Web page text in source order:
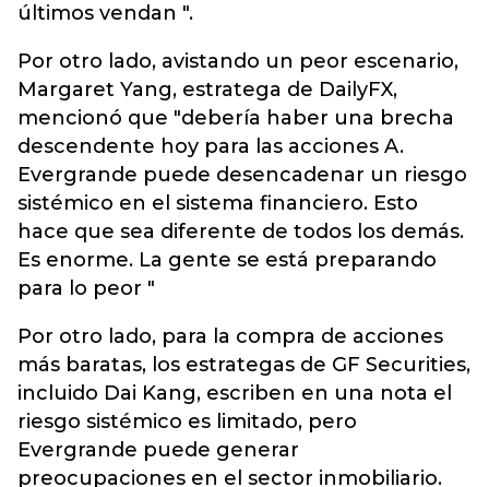
últimos vendan ".
Por otro lado, avistando un peor escenario,
Margaret Yang, estratega de DailyFX,
mencionó que "debería haber una brecha
descendente hoy para las acciones A.
Evergrande puede desencadenar un riesgo
sistémico en el sistema financiero. Esto
hace que sea diferente de todos los demás.
Es enorme. La gente se está preparando
para lo peor "
Por otro lado, para la compra de acciones
más baratas, los estrategas de GF Securities,
incluido Dai Kang, escriben en una nota el
riesgo sistémico es limitado, pero
Evergrande puede generar
preocupaciones en el sector inmobiliario.